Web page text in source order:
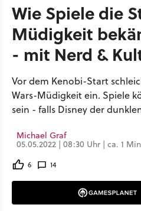
Wie Spiele die
Müdigkeit
- mit Nerd &
Vor dem Kenobi-Start
Wars-Müdigkeit ein. Spiele
sein - falls Disney der
Michael Graf
05.05.2022 | 08:30 Uhr | ca. 1
6 14